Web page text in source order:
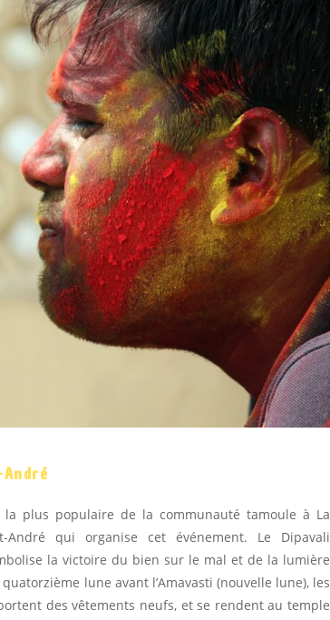
la plus populaire de la communauté tamoule à La
qui organise cet événement. Le Dipavali
la victoire du bien sur le mal et de la lumière
lune avant l’Amavasti (nouvelle lune), les
des vêtements neufs, et se rendent au temple